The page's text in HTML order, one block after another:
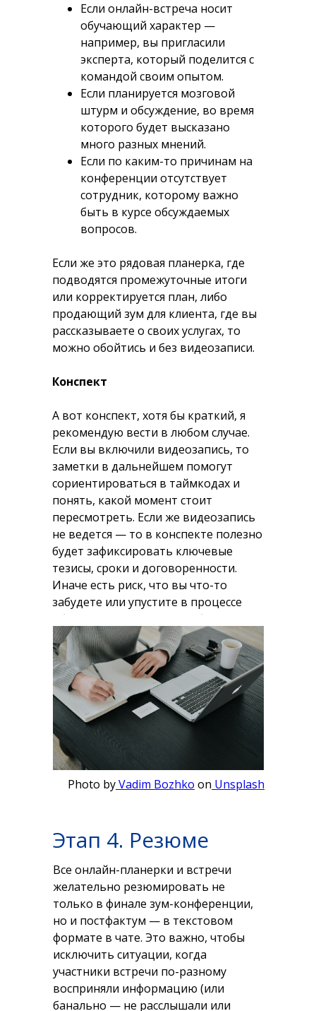
Если онлайн-встреча носит
обучающий характер —
например, вы пригласили
эксперта, который поделится с
командой своим опытом.
Если планируется мозговой
штурм и обсуждение, во время
которого будет высказано
много разных мнений.
Если по каким-то причинам на
конференции отсутствует
сотрудник, которому важно
быть в курсе обсуждаемых
вопросов.
Если же это рядовая планерка, где
подводятся промежуточные итоги
или корректируется план, либо
продающий зум для клиента, где вы
рассказываете о своих услугах, то
можно обойтись и без видеозаписи.
Конспект
А вот конспект, хотя бы краткий, я
рекомендую вести в любом случае.
Если вы включили видеозапись, то
заметки в дальнейшем помогут
сориентироваться в таймкодах и
понять, какой момент стоит
пересмотреть. Если же видеозапись
не ведется — то в конспекте полезно
будет зафиксировать ключевые
тезисы, сроки и договоренности.
Иначе есть риск, что вы что-то
забудете или упустите в процессе
обсуждения и придется собираться
повторно по той же теме.
Photo byVadim Bozhko on Unsplash
Этап 4. Резюме
Все онлайн-планерки и встречи
желательно резюмировать не
только в финале зум-конференции,
но и постфактум — в текстовом
формате в чате. Это важно, чтобы
исключить ситуации, когда
участники встречи по-разному
восприняли информацию (или
банально — не расслышали или